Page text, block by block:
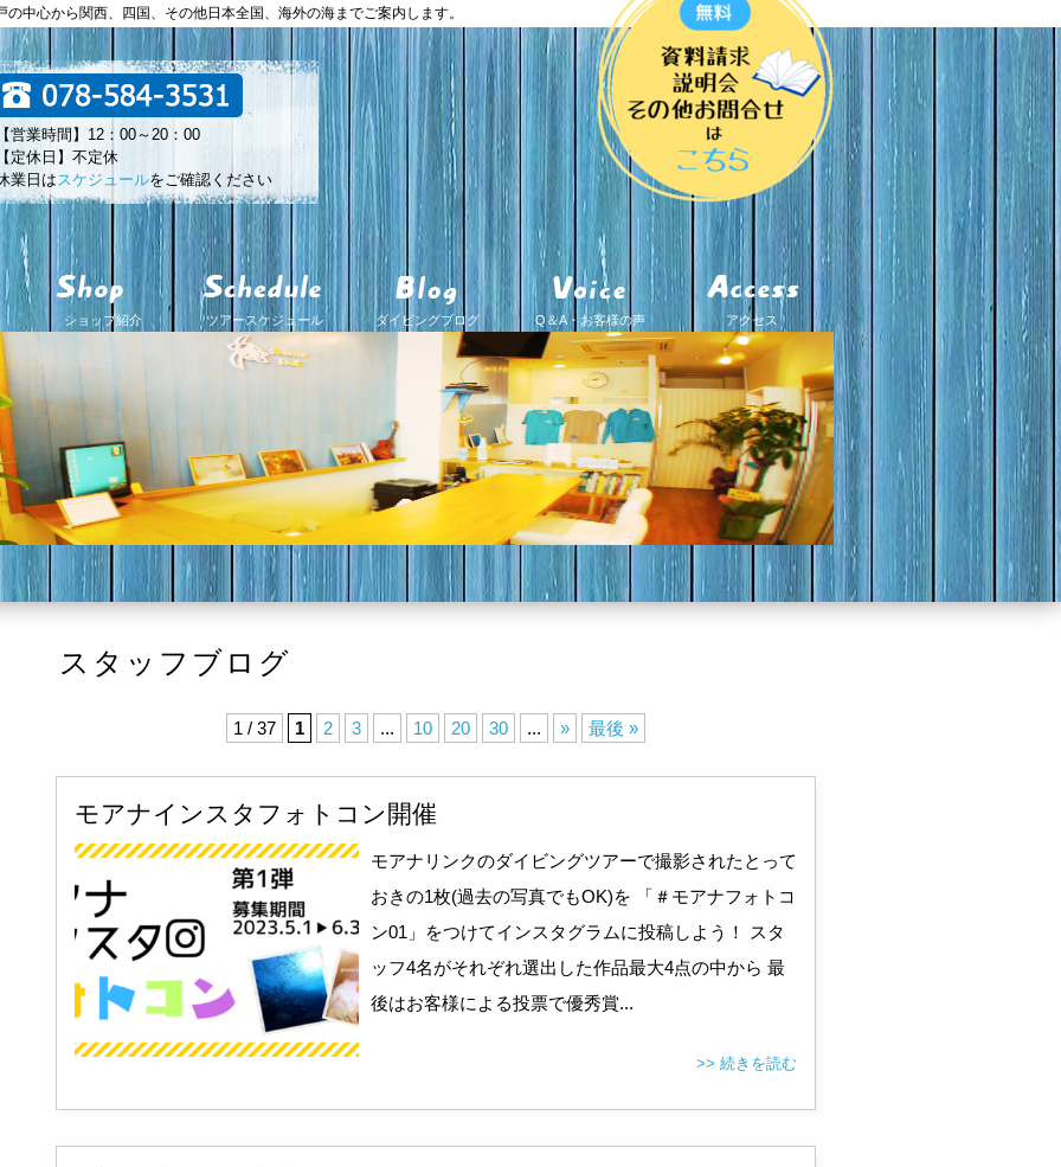
中心から関西、四国、その他日本全国、海外の海までご案内します。
営業時間】12：00～20：00
定休日】不定休
業日は スケジュールをご確認ください
ショップ紹介 ツアースケジュール ダイビングブログ Q＆A・お客様の声 アクセス
スタッフブログ
1 / 37 1 2 3 ... 10 20 30 ... » 最後 »
モアナインスタフォトコン開催
モアナリンクのダイビングツアーで撮影されたとって
おきの1枚(過去の写真でもOK)を 「＃モアナフォトコ
ン01」をつけてインスタグラムに投稿しよう！ スタ
ッフ4名がそれぞれ選出した作品最大4点の中から 最
後はお客様による投票で優秀賞...
>> 続きを読む